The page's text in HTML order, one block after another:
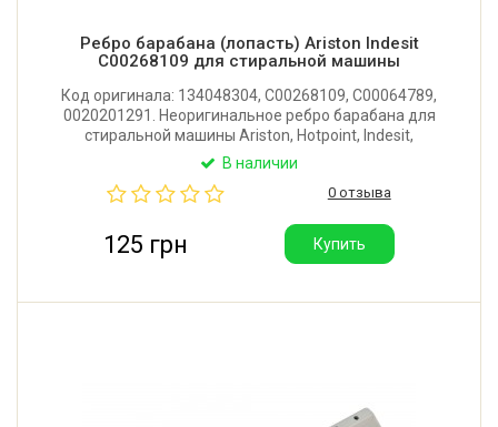
Ребро барабана (лопасть) Ariston Indesit
C00268109 для стиральной машины
Код оригинала: 134048304, C00268109, C00064789,
0020201291. Неоригинальное ребро барабана для
стиральной машины Ariston, Hotpoint, Indesit,
Whirlpool. Длина: 220 мм. Имеет 12 отверстий.
В наличии
0 отзыва
125 грн Купить